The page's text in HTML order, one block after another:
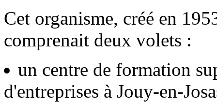
Cet organisme, créé en
comprenait deux volets :
un centre de formation
d'entreprises à Jouy-en-